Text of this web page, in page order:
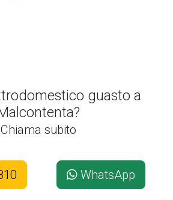
guasto a
Chiama subito
WhatsApp